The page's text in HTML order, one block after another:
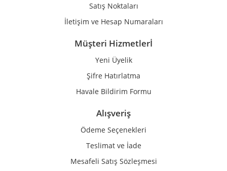
Gönder
Satış Noktaları
İletişim ve Hesap Numaraları
Müşteri Hizmetlerİ
Yeni Üyelik
Şifre Hatırlatma
Havale Bildirim Formu
Alışveriş
Ödeme Seçenekleri
Teslimat ve İade
Mesafeli Satış Sözleşmesi